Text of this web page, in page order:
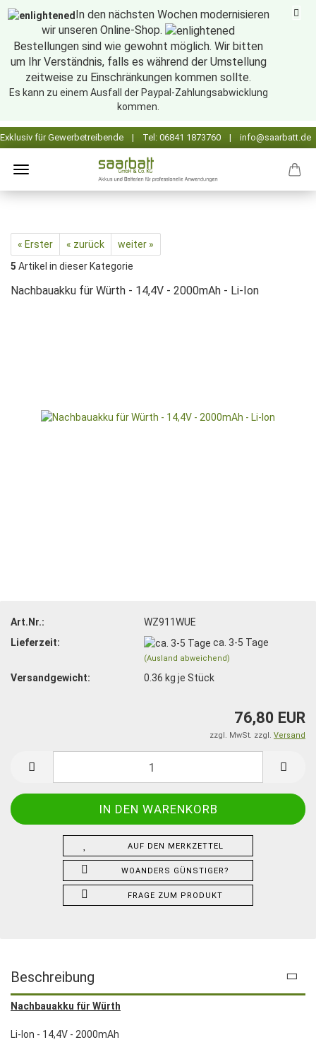
In den nächsten Wochen modernisieren
wir unseren Online-Shop.
Bestellungen sind wie gewohnt möglich. Wir bitten
um Ihr Verständnis, falls es während der Umstellung
zeitweise zu Einschränkungen kommen sollte.
Es kann zu einem Ausfall der Paypal-Zahlungsabwicklung
kommen.
« Erster « zurück
weiter »
5 Artikel in dieser Kategorie
Nachbauakku für Würth - 14,4V - 2000mAh - Li-Ion
Art.Nr.:
WZ911WUE
Lieferzeit:
ca. 3-5 Tage
(Ausland abweichend)
Versandgewicht: 0.36 kg je Stück
76,80 EUR
zzgl. MwSt. zzgl. Versand
AUF DEN MERKZETTEL
WOANDERS GÜNSTIGER?
FRAGE ZUM PRODUKT
Beschreibung
Nachbauakku für Würth
Li-Ion - 14,4V - 2000mAh